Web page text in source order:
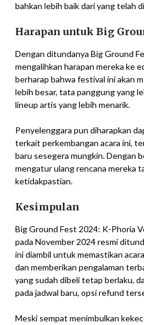
bahkan lebih baik dari yang telah
Harapan untuk Big
Dengan ditundanya Big Ground
mengalihkan harapan mereka ke
berharap bahwa festival ini akan
lebih besar, tata panggung yang
lineup artis yang lebih menarik.
Penyelenggara pun diharapkan
terkait perkembangan acara ini,
baru sesegera mungkin. Dengan
mengatur ulang rencana mereka
ketidakpastian.
Kesimpulan
Big Ground Fest 2024: K-Phoria
pada November 2024 resmi
ini diambil untuk memastikan
dan memberikan pengalaman
yang sudah dibeli tetap berlaku,
pada jadwal baru, opsi refund
Meski sempat menimbulkan